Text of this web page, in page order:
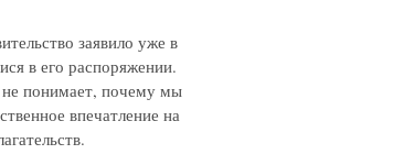
заявило уже в
в его распоряжении.
понимает, почему мы
впечатление на